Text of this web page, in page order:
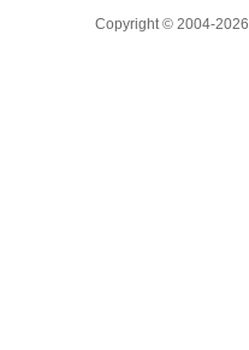
Copyright © 2004-2026